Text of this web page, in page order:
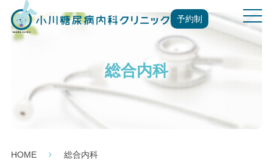
予約制
t
o
g
総合内科
HOME 総合内科